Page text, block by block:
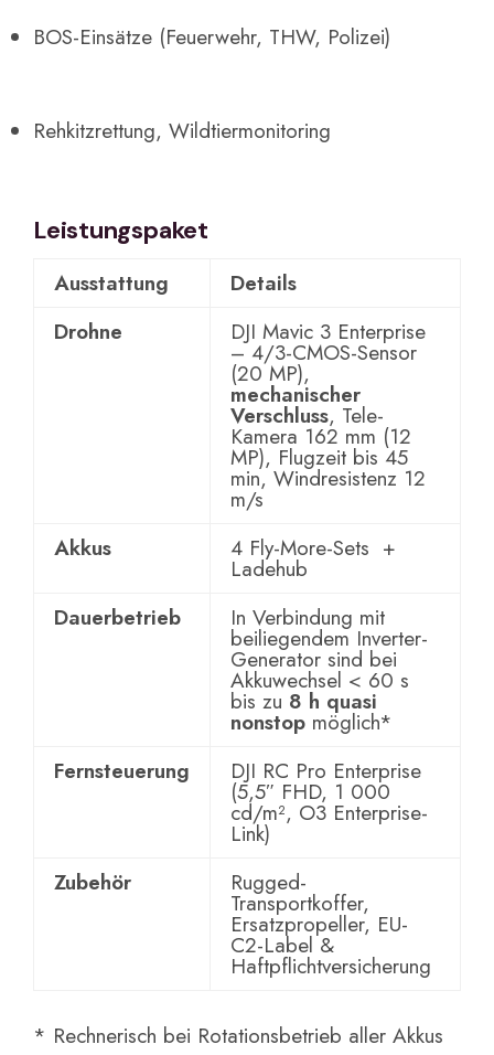
BOS-Einsätze (Feuerwehr, THW, Polizei)
Rehkitzrettung, Wildtiermonitoring
Leistungspaket
Ausstattung
Details
Drohne
DJI Mavic 3 Enterprise
– 4/3-CMOS-Sensor
(20 MP),
mechanischer
Verschluss, Tele-
Kamera 162 mm (12
MP), Flugzeit bis 45
min, Windresistenz 12
m/s
Akkus
4 Fly-More-Sets +
Ladehub
Dauerbetrieb
In Verbindung mit
beiliegendem Inverter-
Generator sind bei
Akkuwechsel < 60 s
bis zu 8 h quasi
nonstop möglich*
Fernsteuerung
DJI RC Pro Enterprise
(5,5″ FHD, 1 000
cd/m², O3 Enterprise-
Link)
Zubehör
Rugged-
Transportkoffer,
Ersatzpropeller, EU-
C2-Label &
Haftpflichtversicherung
* Rechnerisch bei Rotationsbetrieb aller Akkus